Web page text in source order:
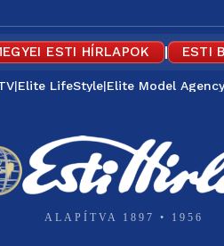
ESTI HÍRLAPOK | ESTI
|Elite LifeStyle|Elite Model Agency
ALAPÍTVA 1897 • 1956